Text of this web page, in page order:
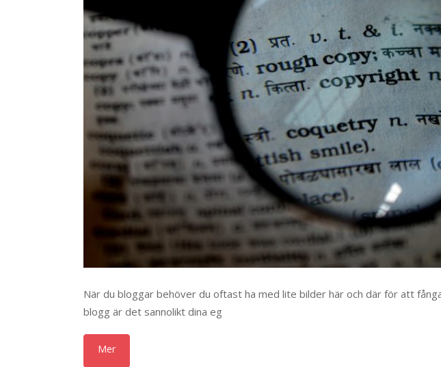
När du bloggar behöver du oftast ha med lite bilder här och där för att
blogg är det sannolikt dina eg